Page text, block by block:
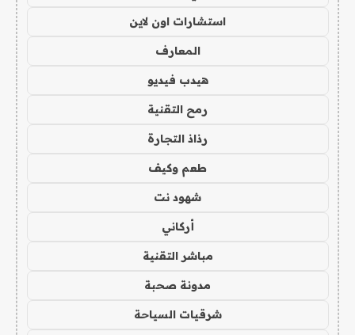
استشارات اون لاين
المعارف
هيدب فيديو
رمح التقنية
رذاذ التجارة
طعم وكيف
شهود نت
أركاني
مباشر التقنية
مدونة صحبة
شرقيات السياحة